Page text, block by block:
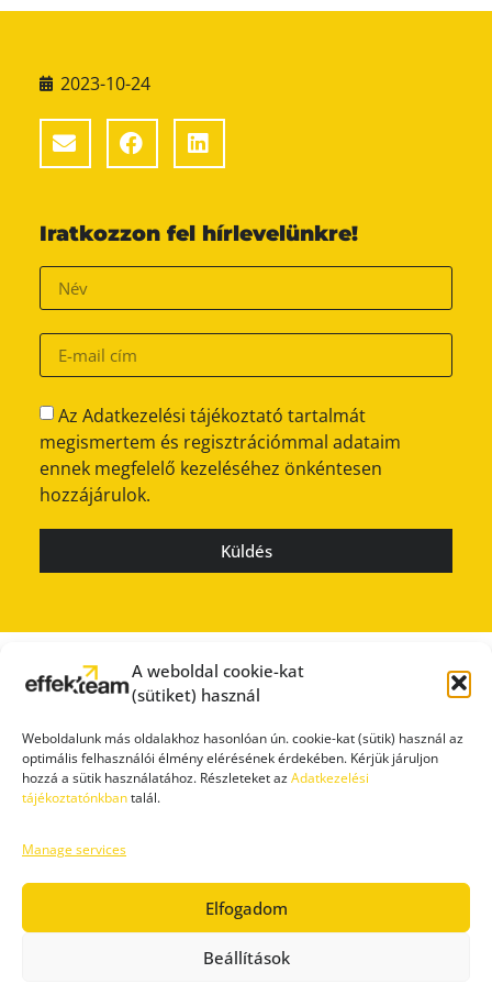
A weboldal cookie-kat
(sütiket) használ
Weboldalunk más oldalakhoz hasonlóan ún. cookie-kat (sütik) használ az
optimális felhasználói élmény elérésének érdekében. Kérjük járuljon
hozzá a sütik használatához. Részleteket azAdatkezelési
tájékoztatónkbantalál.
Manage services
Elfogadom
Beállítások
2023-10-24
Iratkozzon fel hírlevelünkre!
Az Adatkezelési tájékoztató tartalmát
megismertem és regisztrációmmal adataim
ennek megfelelő kezeléséhez önkéntesen
hozzájárulok.
Küldés
Copyright © 2017-2026 – Effekteam